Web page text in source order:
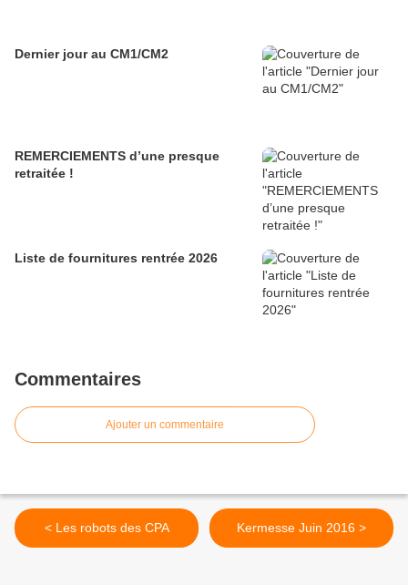
Dernier jour au CM1/CM2
REMERCIEMENTS d’une presque
retraitée !
Liste de fournitures rentrée 2026
Commentaires
Ajouter un commentaire
< Les robots des CPA Kermesse Juin 2016 >